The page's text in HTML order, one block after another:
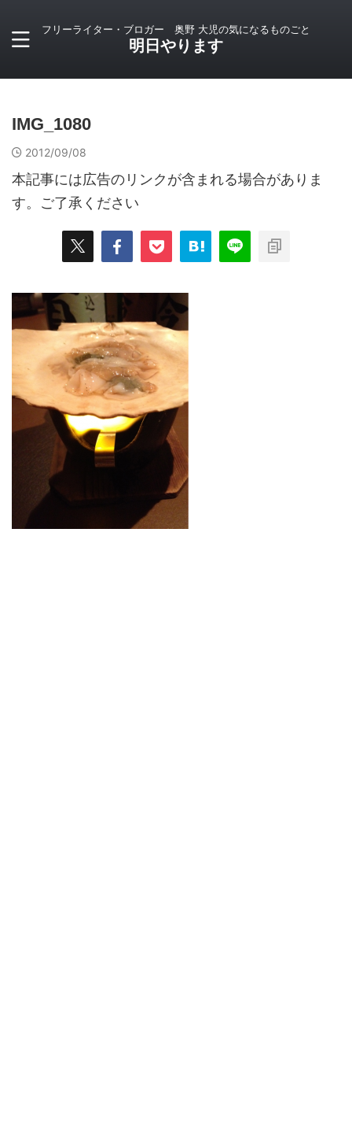
フリーライター・ブロガー 奥野 大児の気になるものごと
明日やります
IMG_1080
2012/09/08
本記事には広告のリンクが含まれる場合がありま
す。ご了承ください